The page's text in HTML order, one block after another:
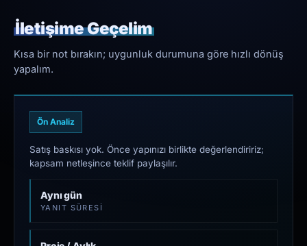
İletişime Geçelim
Kısa bir not bırakın; uygunluk durumuna göre hızlı dönüş
yapalım.
Ön Analiz
Satış baskısı yok. Önce yapınızı birlikte değerlendiririz;
kapsam netleşince teklif paylaşılır.
Aynı gün
YANIT SÜRESI